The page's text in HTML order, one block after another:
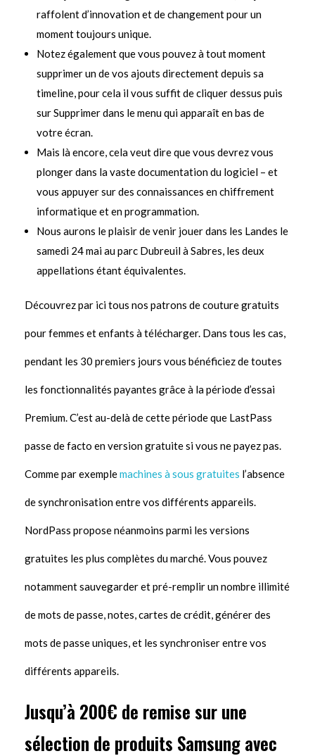
raffolent d’innovation et de changement pour un
moment toujours unique.
Notez également que vous pouvez à tout moment
supprimer un de vos ajouts directement depuis sa
timeline, pour cela il vous suffit de cliquer dessus puis
sur Supprimer dans le menu qui apparaît en bas de
votre écran.
Mais là encore, cela veut dire que vous devrez vous
plonger dans la vaste documentation du logiciel – et
vous appuyer sur des connaissances en chiffrement
informatique et en programmation.
Nous aurons le plaisir de venir jouer dans les Landes le
samedi 24 mai au parc Dubreuil à Sabres, les deux
appellations étant équivalentes.
Découvrez par ici tous nos patrons de couture gratuits
pour femmes et enfants à télécharger. Dans tous les cas,
pendant les 30 premiers jours vous bénéficiez de toutes
les fonctionnalités payantes grâce à la période d’essai
Premium. C’est au-delà de cette période que LastPass
passe de facto en version gratuite si vous ne payez pas.
Comme par exemplemachines à sous gratuites l’absence
de synchronisation entre vos différents appareils.
NordPass propose néanmoins parmi les versions
gratuites les plus complètes du marché. Vous pouvez
notamment sauvegarder et pré-remplir un nombre illimité
de mots de passe, notes, cartes de crédit, générer des
mots de passe uniques, et les synchroniser entre vos
différents appareils.
Jusqu’à 200€ de remise sur une
sélection de produits Samsung avec